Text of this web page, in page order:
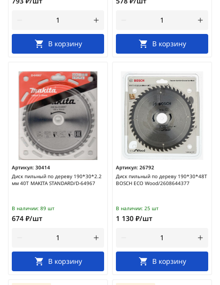
В корзину В корзину
Артикул: 30414
Диск пильный по дереву 190*30*2.2
мм 40Т MAKITA STANDARD/D-64967
В наличии: 89 шт
674 ₽/шт
В корзину
Артикул: 26792
Диск пильный по дереву 190*30*48T
BOSCH ECO Wood/2608644377
В наличии: 25 шт
1 130 ₽/шт
В корзину